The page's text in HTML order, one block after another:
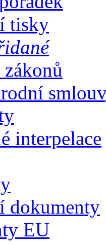
tisky
interpelace
dokumenty
EU